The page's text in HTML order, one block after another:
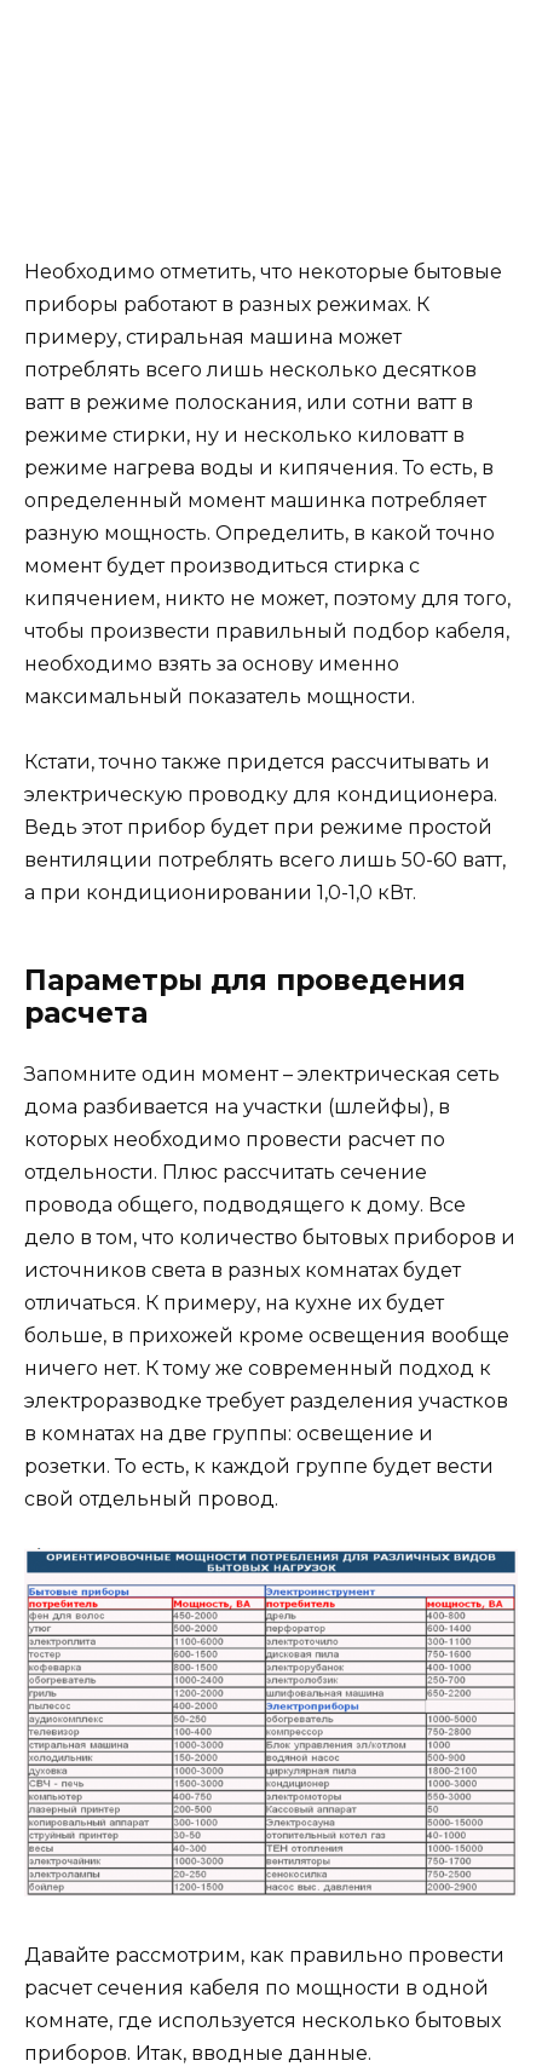
Необходимо отметить, что некоторые бытовые
приборы работают в разных режимах. К
примеру, стиральная машина может
потреблять всего лишь несколько десятков
ватт в режиме полоскания, или сотни ватт в
режиме стирки, ну и несколько киловатт в
режиме нагрева воды и кипячения. То есть, в
определенный момент машинка потребляет
разную мощность. Определить, в какой точно
момент будет производиться стирка с
кипячением, никто не может, поэтому для того,
чтобы произвести правильный подбор кабеля,
необходимо взять за основу именно
максимальный показатель мощности.
Кстати, точно также придется рассчитывать и
электрическую проводку для кондиционера.
Ведь этот прибор будет при режиме простой
вентиляции потреблять всего лишь 50-60 ватт,
а при кондиционировании 1,0-1,0 кВт.
Параметры для проведения
расчета
Запомните один момент – электрическая сеть
дома разбивается на участки (шлейфы), в
которых необходимо провести расчет по
отдельности. Плюс рассчитать сечение
провода общего, подводящего к дому. Все
дело в том, что количество бытовых приборов и
источников света в разных комнатах будет
отличаться. К примеру, на кухне их будет
больше, в прихожей кроме освещения вообще
ничего нет. К тому же современный подход к
электроразводке требует разделения участков
в комнатах на две группы: освещение и
розетки. То есть, к каждой группе будет вести
свой отдельный провод.
Давайте рассмотрим, как правильно провести
расчет сечения кабеля по мощности в одной
комнате, где используется несколько бытовых
приборов. Итак, вводные данные.